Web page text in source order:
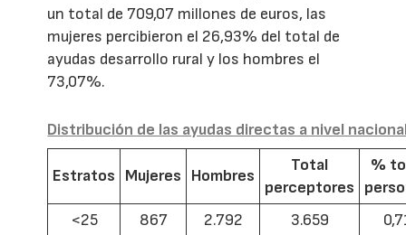
un total de 709,07 millones de euros, las
mujeres percibieron el 26,93% del total de
ayudas desarrollo rural y los hombres el
73,07%.
Distribución de las ayudas directas a nivel
Estratos Mujeres Hombres
Total
perceptores
%
<25
867 2.792 3.659